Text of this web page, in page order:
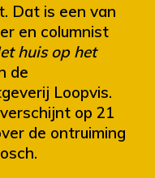
Dat is een van
en columnist
huis op het
de
Loopvis.
verschijnt op 21
de ontruiming